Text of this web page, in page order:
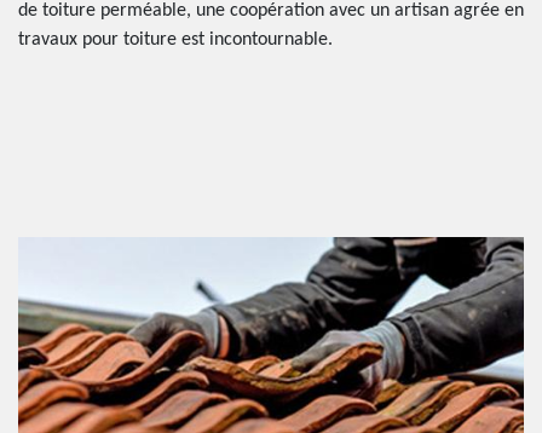
de toiture perméable, une coopération avec un artisan agrée en
travaux pour toiture est incontournable.